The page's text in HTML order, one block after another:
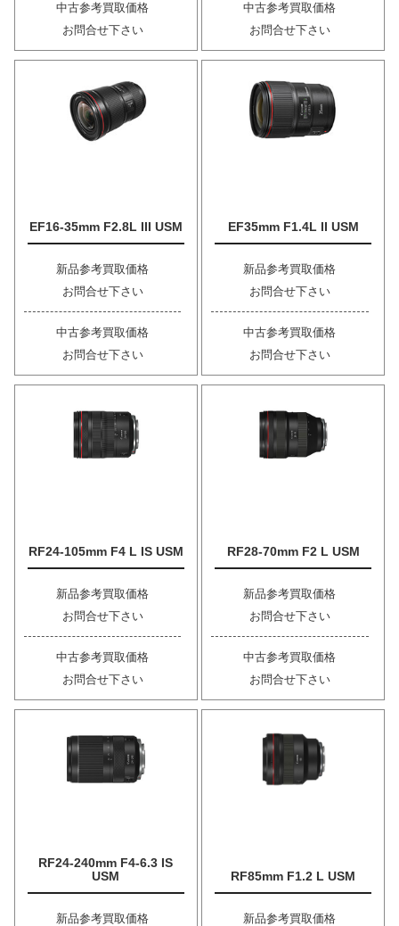
中古参考買取価格
お問合せ下さい
中古参考買取価格
お問合せ下さい
EF16-35mm F2.8L III USM
新品参考買取価格
お問合せ下さい
中古参考買取価格
お問合せ下さい
EF35mm F1.4L II USM
新品参考買取価格
お問合せ下さい
中古参考買取価格
お問合せ下さい
RF24-105mm F4 L IS USM
新品参考買取価格
お問合せ下さい
中古参考買取価格
お問合せ下さい
RF28-70mm F2 L USM
新品参考買取価格
お問合せ下さい
中古参考買取価格
お問合せ下さい
RF24-240mm F4-6.3 IS
USM
新品参考買取価格
RF85mm F1.2 L USM
新品参考買取価格